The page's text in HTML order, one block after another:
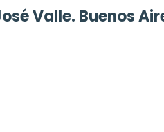
Valle. Buenos